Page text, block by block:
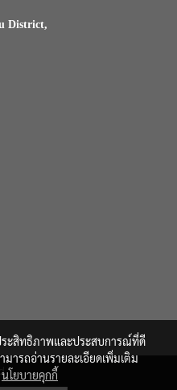
District,
ระสิทธิภาพและประสบการณ์ที่ดี
มารถอ่านรายละเอียดเพิ่มเติม
นโยบายคุกกี้